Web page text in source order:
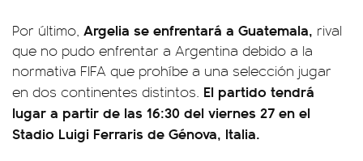
Por último, Argelia se enfrentará a Guatemala, rival
que no pudo enfrentar a Argentina debido a la
normativa FIFA que prohíbe a una selección jugar
en dos continentes distintos. El partido tendrá
lugar a partir de las 16:30 del viernes 27 en el
Stadio Luigi Ferraris de Génova, Italia.